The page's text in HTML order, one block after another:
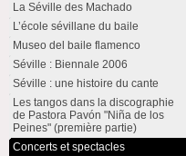
La Séville des Machado
L’école sévillane du baile
Museo del baile flamenco
Séville : Biennale 2006
Séville : une histoire du cante
Les tangos dans la discographie
de Pastora Pavón "Niña de los
Peines" (première partie)
Concerts et spectacles